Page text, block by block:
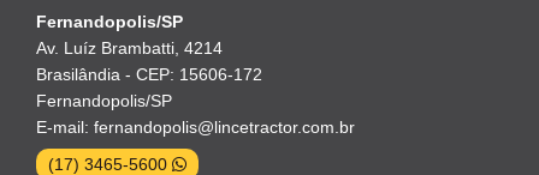
Fernandopolis/SP
Av. Luíz Brambatti, 4214
Brasilândia - CEP: 15606-172
Fernandopolis/SP
E-mail: fernandopolis@lincetractor.com.br
(17) 3465-5600